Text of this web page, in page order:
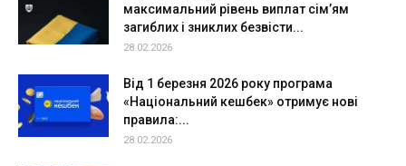
максимальний рівень виплат сім’ям
загиблих і зниклих безвісти...
28.02.2026
Від 1 березня 2026 року програма
«Національний кешбек» отримує нові
правила:...
28.02.2026